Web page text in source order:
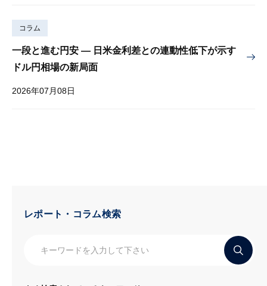
コラム
一段と進む円安 — 日米金利差との連動性低下が示す
ドル円相場の新局面
2026年07月08日
レポート・コラム検索